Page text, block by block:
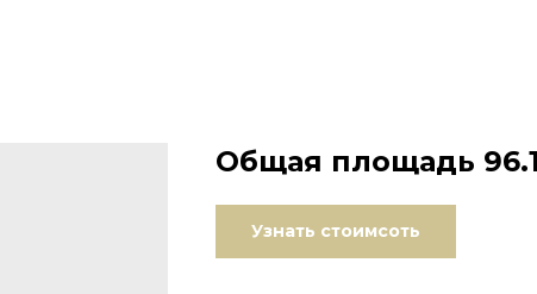
Общая площадь
Узнать стоимсоть